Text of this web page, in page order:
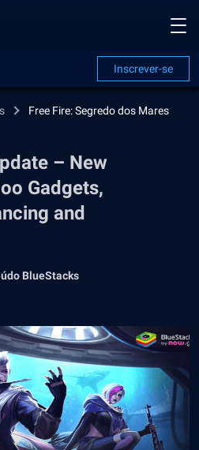
Inscrever-se
Free Fire: Segredo dos Mares
– New
Gadgets,
and
BlueStacks